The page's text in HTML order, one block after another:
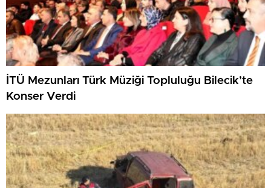
İTÜ Mezunları Türk Müziği Topluluğu Bilecik’te
Konser Verdi